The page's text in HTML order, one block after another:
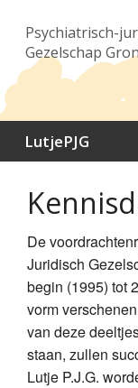
Psychiatrisch-
Gezelschap
LutjePJG
Nieuws
Over ons
Contact
De
Juridisch
begin (1995) tot
vorm
van deze
staan, zullen
Lutje P.J.G.